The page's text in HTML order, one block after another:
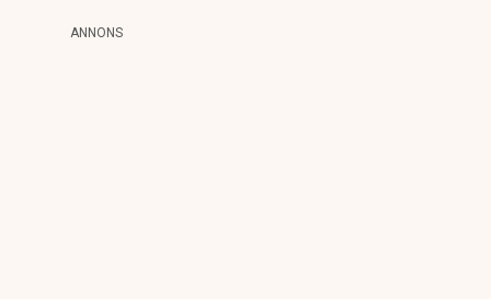
ANNONS